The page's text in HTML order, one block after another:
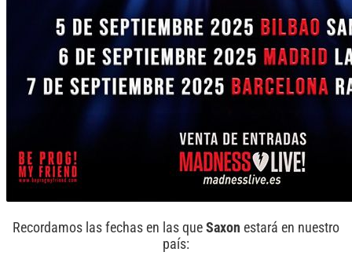
Recordamos las fechas en las que Saxon estará en nuestro
país: